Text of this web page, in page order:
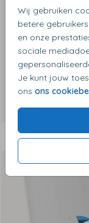
Wij gebruiken
betere
en onze
sociale
Je kunt jouw
ons ons
Dit vind je